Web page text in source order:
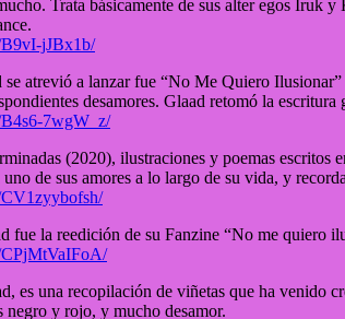
Trata básicamente de sus alter egos Iruk
B9vI-jJBx1b/
atrevió a lanzar fue “No Me Quiero
desamores. Glaad retomó la
7wgW_z/
(2020), ilustraciones y poemas escritos
de sus amores a lo largo de su vida, y
fue la reedición de su Fanzine “No me quiero
CPjMtVaIFoA/
es una recopilación de viñetas que ha venido
negro y rojo, y mucho desamor.